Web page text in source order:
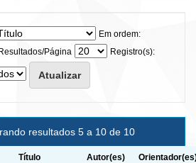
Em ordem:
Página
Registro(s):
resultados 5 a 10 de 10
Título Autor(es)